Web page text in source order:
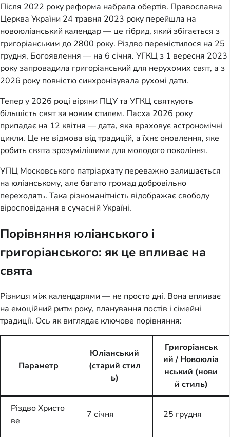
Після 2022 року реформа набрала обертів. Православна
Церква України 24 травня 2023 року перейшла на
новоюліанський календар — це гібрид, який збігається з
григоріанським до 2800 року. Різдво перемістилося на 25
грудня, Богоявлення — на 6 січня. УГКЦ з 1 вересня 2023
року запровадила григоріанський для нерухомих свят, а з
2026 року повністю синхронізувала рухомі дати.
Тепер у 2026 році віряни ПЦУ та УГКЦ святкують
більшість свят за новим стилем. Пасха 2026 року
припадає на 12 квітня — дата, яка враховує астрономічні
цикли. Це не відмова від традицій, а їхнє оновлення, яке
робить свята зрозумілішими для молодого покоління.
УПЦ Московського патріархату переважно залишається
на юліанському, але багато громад добровільно
переходять. Така різноманітність відображає свободу
віросповідання в сучасній Україні.
Порівняння юліанського і
григоріанського: як це впливає на
свята
Різниця між календарями — не просто дні. Вона впливає
на емоційний ритм року, планування постів і сімейні
традиції. Ось як виглядає ключове порівняння:
Параметр
Юліанський
(старий стил
ь)
Григоріанськ
ий / Новоюліа
нський (нови
й стиль)
Різдво Христо
ве
7 січня 25 грудня